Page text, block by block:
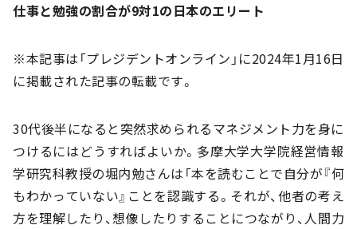
仕事と勉強の割合が9対1の日本のエリート
※本記事は「プレジデントオンライン」に2024年1月16日
に掲載された記事の転載です。
30代後半になると突然求められるマネジメント力を身に
つけるにはどうすればよいか。多摩大学大学院経営情報
学研究科教授の堀内勉さんは「本を読むことで自分が『何
もわかっていない』ことを認識する。それが、他者の考え
方を理解したり、想像したりすることにつながり、人間力